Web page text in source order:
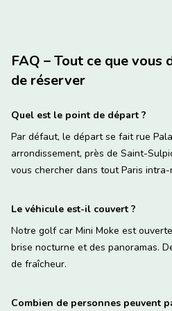
FAQ – Tout ce que vous
de réserver
Quel est le point de départ ?
Par défaut, le départ se fait rue
arrondissement, près de Saint-
vous chercher dans tout Paris intra-
Le véhicule est-il couvert ?
Notre golf car Mini Moke est
brise nocturne et des panoramas.
de fraîcheur.
Combien de personnes peuvent